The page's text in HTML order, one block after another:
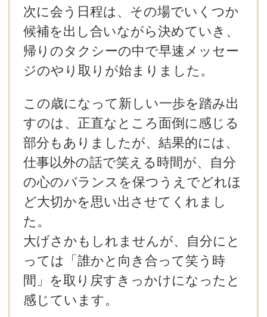
次に会う日程は、その場でいくつか
候補を出し合いながら決めていき、
帰りのタクシーの中で早速メッセー
ジのやり取りが始まりました。
この歳になって新しい一歩を踏み出
すのは、正直なところ面倒に感じる
部分もありましたが、結果的には、
仕事以外の話で笑える時間が、自分
の心のバランスを保つうえでどれほ
ど大切かを思い出させてくれまし
た。
大げさかもしれませんが、自分にと
っては「誰かと向き合って笑う時
間」を取り戻すきっかけになったと
感じています。